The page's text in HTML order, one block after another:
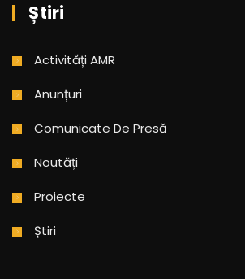
Știri
Activități AMR
Anunțuri
Comunicate De Presă
Noutăți
Proiecte
Știri